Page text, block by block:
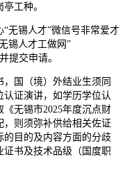
工种。
锡人才”微信号非常爱才
锡人才工做网”
提交申请。
国（境）外结业生须同
证演讲，如学历学位认
无锡市2025年度沉点财
则须弥补供给相关佐证
的目的及内容方面的分歧
书及技术品级（国度职